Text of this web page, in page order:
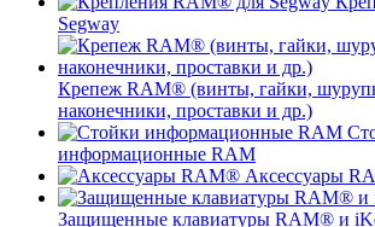
Segway
Крепеж RAM® (винты, гайки,
наконечники, проставки и др.)
информационные RAM
Аксессуары
Защищенные клавиатуры RAM® и